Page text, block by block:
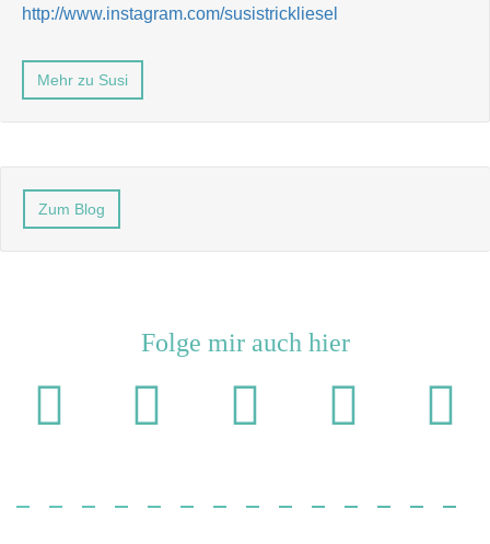
http://www.instagram.com/susistrickliesel
Mehr zu Susi
Zum Blog
Folge mir auch hier